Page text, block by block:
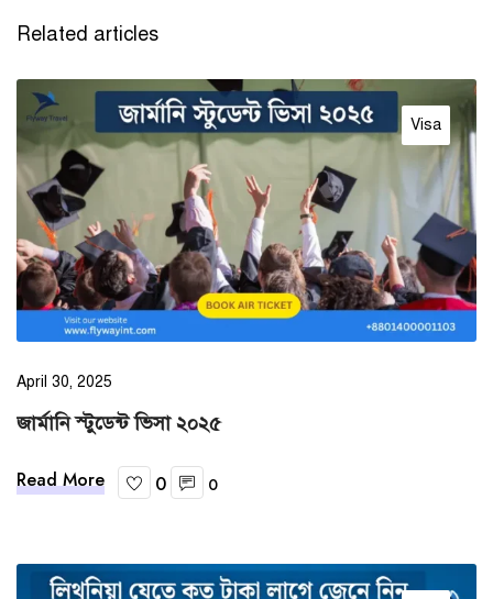
Related articles
Visa
April 30, 2025
জার্মানি স্টুডেন্ট ভিসা ২০২৫
Read More 0 0